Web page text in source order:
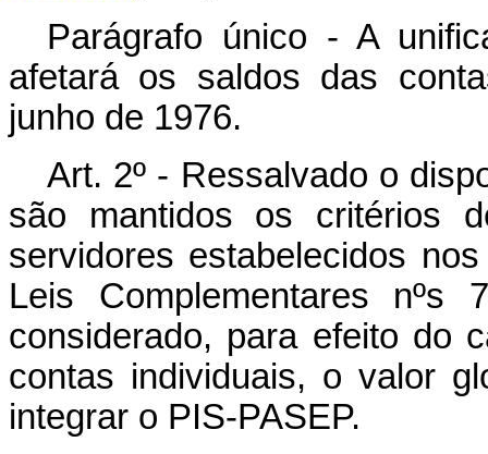
Parágrafo único - A
afetará os saldos das
junho de 1976.
Art. 2º - Ressalvado o
são mantidos os critérios
servidores estabelecidos
Leis Complementares
considerado, para efeito do
contas individuais, o valor
integrar o PIS-PASEP.